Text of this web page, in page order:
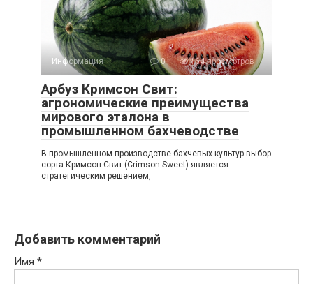
Информация 0 164 просмотров
Арбуз Кримсон Свит:
агрономические преимущества
мирового эталона в
промышленном бахчеводстве
В промышленном производстве бахчевых культур выбор
сорта Кримсон Свит (Crimson Sweet) является
стратегическим решением,
Добавить комментарий
Имя *